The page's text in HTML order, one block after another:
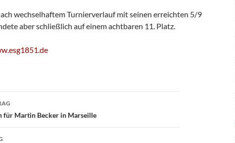
wechselhaftem Turnierverlauf mit seinen erreichten 5/9
aber schließlich auf einem achtbaren 11. Platz.
für Martin Becker in Marseille